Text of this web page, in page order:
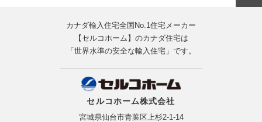
カナダ輸入住宅全国No.1住宅メーカー
【セルコホーム】のカナダ住宅は
「世界水準の安全な輸入住宅」です。
セルコホーム株式会社
宮城県仙台市青葉区上杉2-1-14